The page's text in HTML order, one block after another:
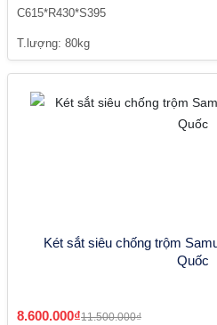
C615*R430*S395
T.lượng: 80kg
Két sắt siêu chống trộm
Quốc
8.600.000₫11.500.000₫